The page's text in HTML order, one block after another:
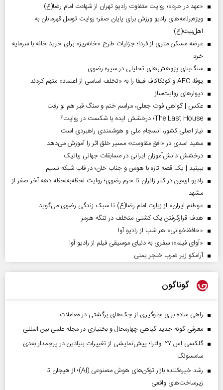
«عهد در حرم»؛ روایت متفاوت رادیو تهران از شهادت امام رضا(ع)
ویژه‌برنامه‌های رادیو ورزش برای پایان صفر؛ روایت توسل قهرمانان به
اهل‌بیت(ع)
عرضه مسکن متری از فردا؛ جزئیات طرح «خانه‌ریز» برای خرید خانه با سرمایه
خرد
سنگ‌بنای پژوهش‌های تحلیلی در سیره رضوی
یوفا، AFC و کونکاکاف فیفا را به «تخلف اساسی از اعتماد» متهم کردند
دیوارهای روایت‌ساز
عکس | گواهی فوت جعلی، مراسم ختم و سنگ قبر هم لو رفت
The Last House؛ درخشش ایده یا شکست در روایت؟
نیاز اصلی کشور، انسجام ملی و هوشمندی راهبردی است
سعید اسدی در «افق مقاومت» مسیر خلق اثر را آموزش می‌دهد
درخشش دانش‌آموزان ایرانی در مسابقات جهانی رباتیک
ببینید | یک قصه تازه با هومن و جناب‌ خان؛ در قاب شبکه نسیم
رادیو اربعین در کنار زائران تا حرم رضوی؛ روایت لحظه‌به‌لحظه دهه آخر صفر از
مشهد
«وطنم ایران» از زیارت امام رضا(ع) تا سبک زندگی رضوی می‌گوید
هدف قرارگرفتن یک کشتی متخلف در تنگه هرمز
«حافظ‌خوانی» هر شب از رادیو آوا
«آوای فیلم»؛ سفری به دنیای موسیقی فیلم از رادیو آوا
آرامکو زیر ضرب خنجر یمنی
گوناگون
راهی ساده برای جلوگیری از چک‌های برگشتی در معاملات
معرفی گونه جدید گیاهی چهارمحال و بختیاری در مجله علمی بین المللی
گلکسی اس ۲۷ اولترا؛ پیش‌نمایشی از تغییرات بنیادین در پرچمدار بعدی
سامسونگ
رشد خیره‌کننده بازار توکن‌های هوش مصنوعی (AI)؛ از هیجان تا
زیرساخت‌های واقعی